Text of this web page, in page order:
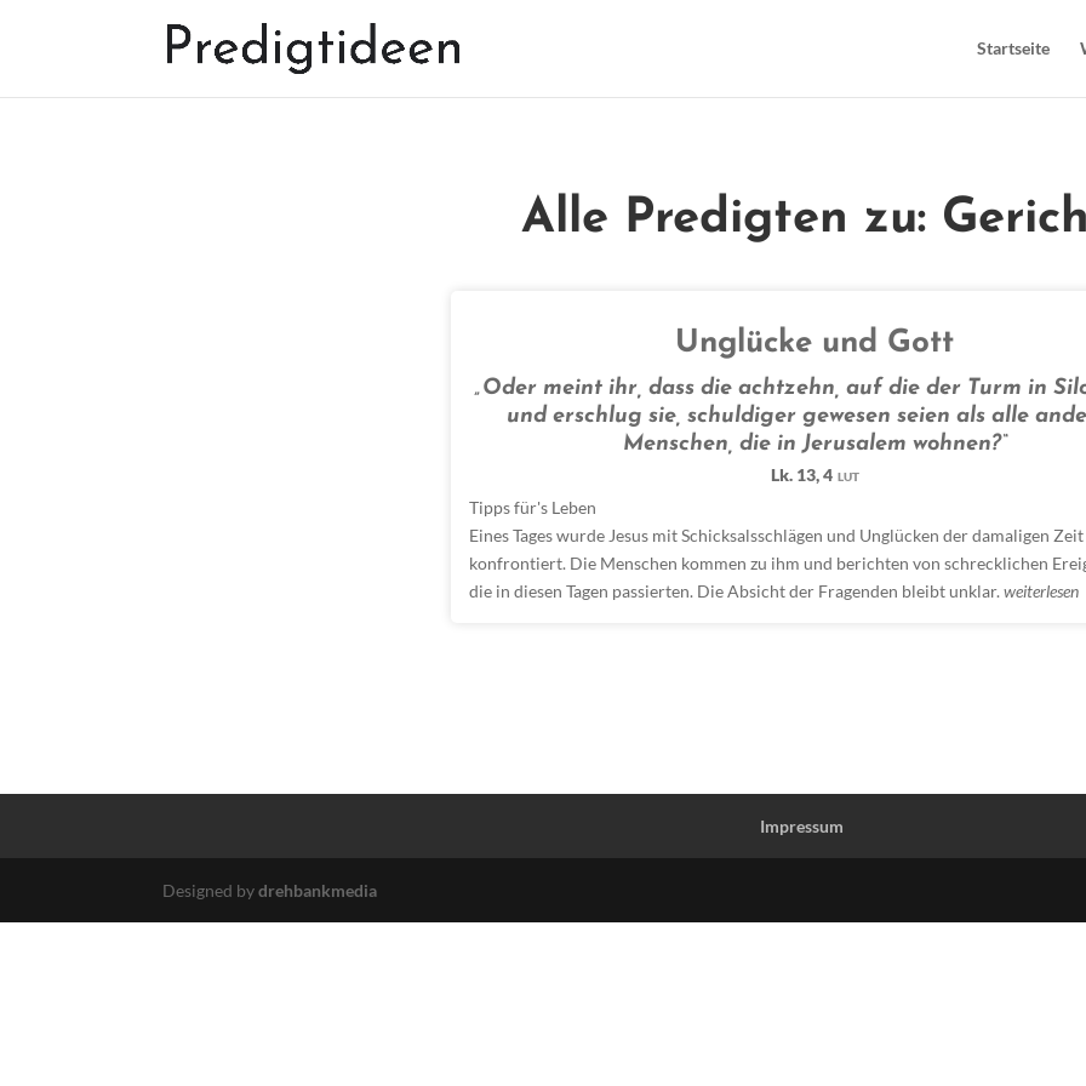
Startseite
Alle Predigten zu:
Unglücke und Gott
„Oder meint ihr, dass die achtzehn, auf die der Turm in
und erschlug sie, schuldiger gewesen seien als alle
Menschen, die in Jerusalem wohnen?“
Lk. 13, 4 LUT
Tipps für's Leben
Eines Tages wurde Jesus mit Schicksalsschlägen und Unglücken der damaligen Zeit
konfrontiert. Die Menschen kommen zu ihm und berichten von schrecklichen
die in diesen Tagen passierten. Die Absicht der Fragenden bleibt unklar. weiterlesen
Impressum
Designed bydrehbankmedia